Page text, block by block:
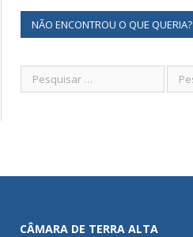
NÃO ENCONTROU O QUE QUERIA?
CÂMARA DE TERRA ALTA